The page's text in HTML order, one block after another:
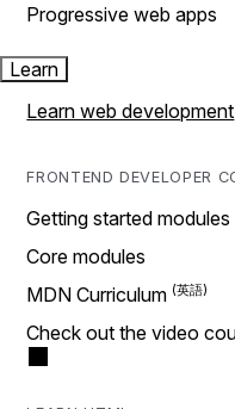
Progressive web apps
Learn
Learn web development
FRONTEND DEVELOPER
Getting started modules
Core modules
MDN Curriculum
Check out the video